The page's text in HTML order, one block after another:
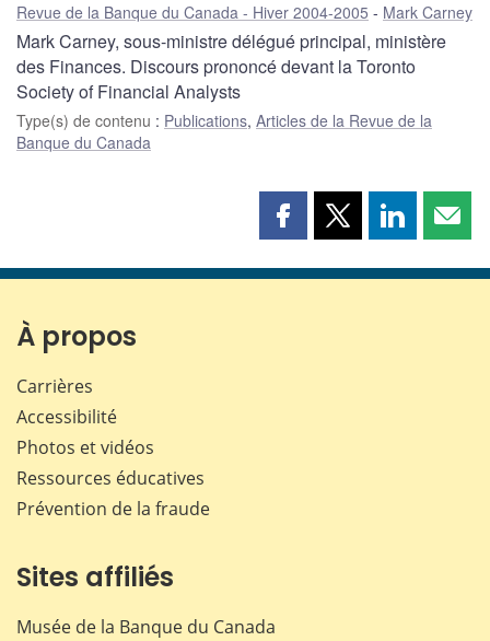
Revue de la Banque du Canada - Hiver 2004-2005 Mark Carney
Mark Carney, sous-ministre délégué principal, ministère
des Finances. Discours prononcé devant la Toronto
Society of Financial Analysts
Type(s) de contenu : Publications, Articles de la Revue de la
Banque du Canada
Partager
page
Partager
page
Partager
page page
À propos
Carrières
Accessibilité
Photos et vidéos
Ressources éducatives
Prévention de la fraude
Sites affiliés
Musée de la Banque du Canada